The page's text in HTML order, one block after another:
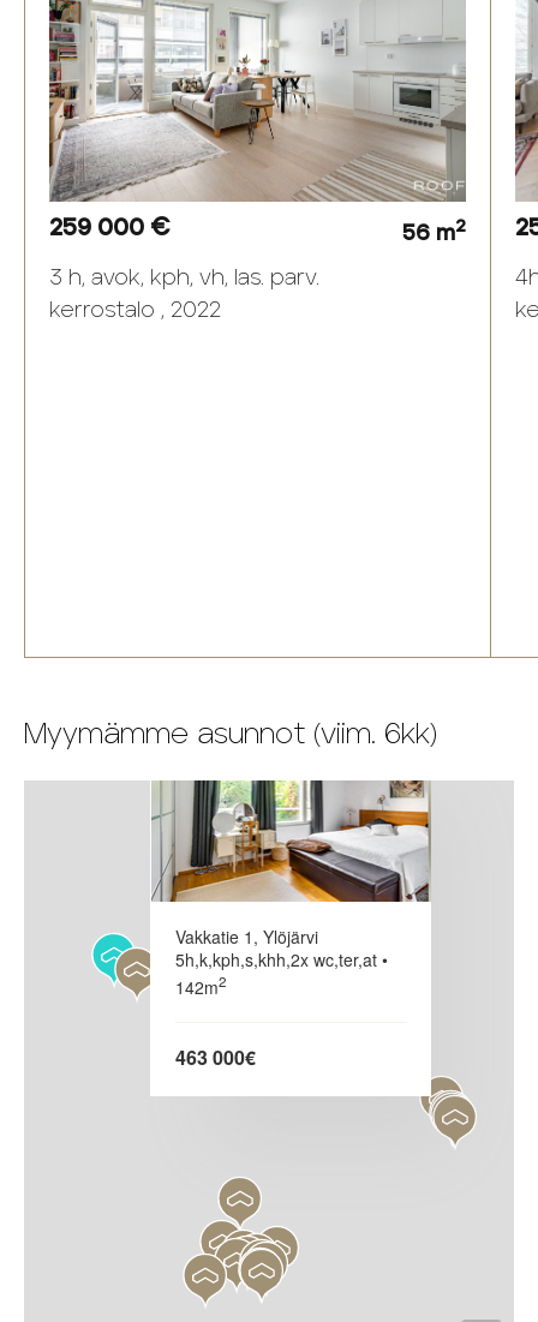
259 000 € 56 m2
3 h, avok, kph, vh, las. parv.
kerrostalo , 2022
Myymämme asunnot (viim. 6kk)
Vakkatie 1, Ylöjärvi
5h,k,kph,s,khh,2x wc,ter,at •
142m2
463 000€
×